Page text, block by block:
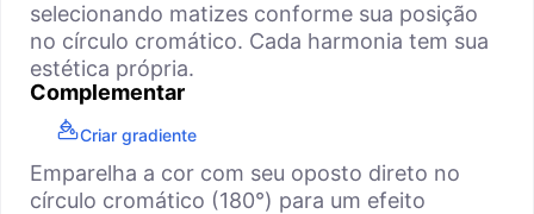
selecionando matizes conforme sua posição
no círculo cromático. Cada harmonia tem sua
estética própria.
Complementar
Criar gradiente
Emparelha a cor com seu oposto direto no
círculo cromático (180°) para um efeito